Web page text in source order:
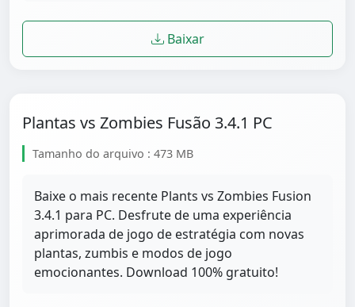
Baixar
Plantas vs Zombies Fusão 3.4.1 PC
Tamanho do arquivo : 473 MB
Baixe o mais recente Plants vs Zombies Fusion
3.4.1 para PC. Desfrute de uma experiência
aprimorada de jogo de estratégia com novas
plantas, zumbis e modos de jogo
emocionantes. Download 100% gratuito!